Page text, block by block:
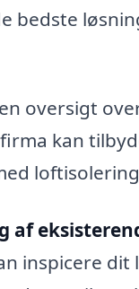
bedste
oversigt
kan
af
inspicere